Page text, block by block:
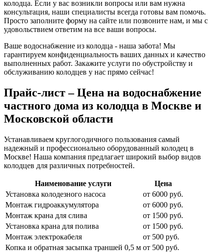
колодца. Если у вас возникли вопросы или вам нужна
консультация, наши специалисты всегда готовы вам помочь.
Просто заполните форму на сайте или позвоните нам, и мы с
удовольствием ответим на все ваши вопросы.
Ваше водоснабжение из колодца - наша забота! Мы
гарантируем конфиденциальность ваших данных и качество
выполненных работ. Закажите услуги по обустройству и
обслуживанию колодцев у нас прямо сейчас!
Прайс-лист – Цена на водоснабжение
частного дома из колодца в Москве и
Московской области
Устанавливаем круглогодичного пользования самый
надежный и профессионально оборудованный колодец в
Москве! Наша компания предлагает широкий выбор видов
колодцев для различных потребностей.
Наименование услуги
Цена
Установка колодезного насоса
от 6000 руб.
Монтаж гидроаккумулятора
от 6000 руб.
Монтаж крана для слива
от 1500 руб.
Установка крана для полива
от 1500 руб.
Монтаж электрокабеля
от 500 руб.
Копка и обратная засыпка траншей 0,5 м от 500 руб.